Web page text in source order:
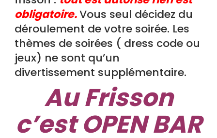
obligatoire.Vous seul décidez du
déroulement de votre soirée. Les
thèmes de soirées ( dress code ou
jeux) ne sont qu’un
divertissement supplémentaire.
Au Frisson
c’est OPEN BAR